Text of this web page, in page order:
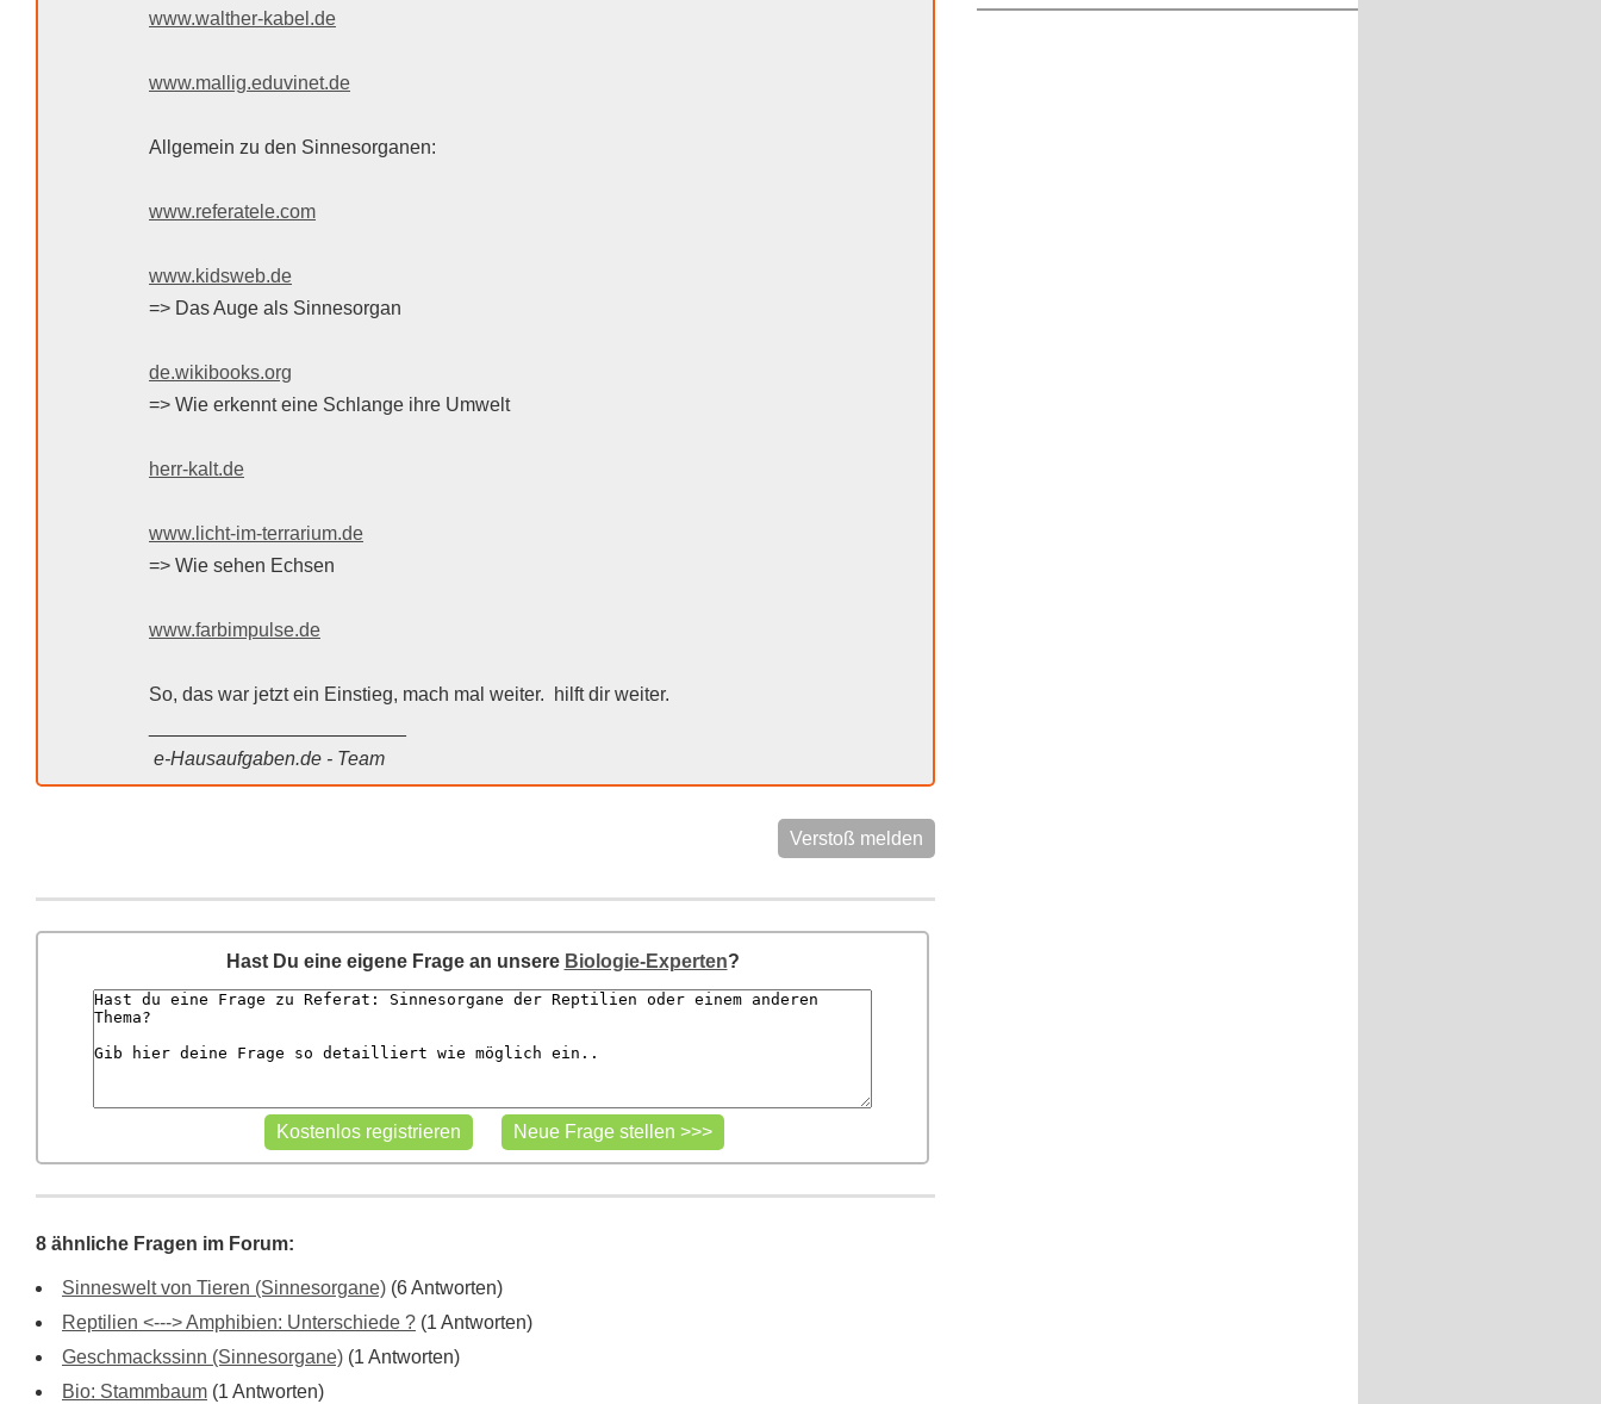
www.walther-kabel.de
www.mallig.eduvinet.de
Allgemein zu den Sinnesorganen:
www.referatele.com
www.kidsweb.de
=> Das Auge als Sinnesorgan
de.wikibooks.org
=> Wie erkennt eine Schlange ihre Umwelt
herr-kalt.de
www.licht-im-terrarium.de
=> Wie sehen Echsen
www.farbimpulse.de
So, das war jetzt ein Einstieg, mach mal weiter.
hilft dir weiter.
e-Hausaufgaben.de - Team
Verstoß melden
Hast Du eine eigene Frage an unsere Biologie-Experten?
8 ähnliche Fragen im Forum:
Sinneswelt von Tieren (Sinnesorgane) (6 Antworten)
Reptilien <---> Amphibien: Unterschiede ? (1 Antworten)
Geschmackssinn (Sinnesorgane) (1 Antworten)
Bio: Stammbaum (1 Antworten)